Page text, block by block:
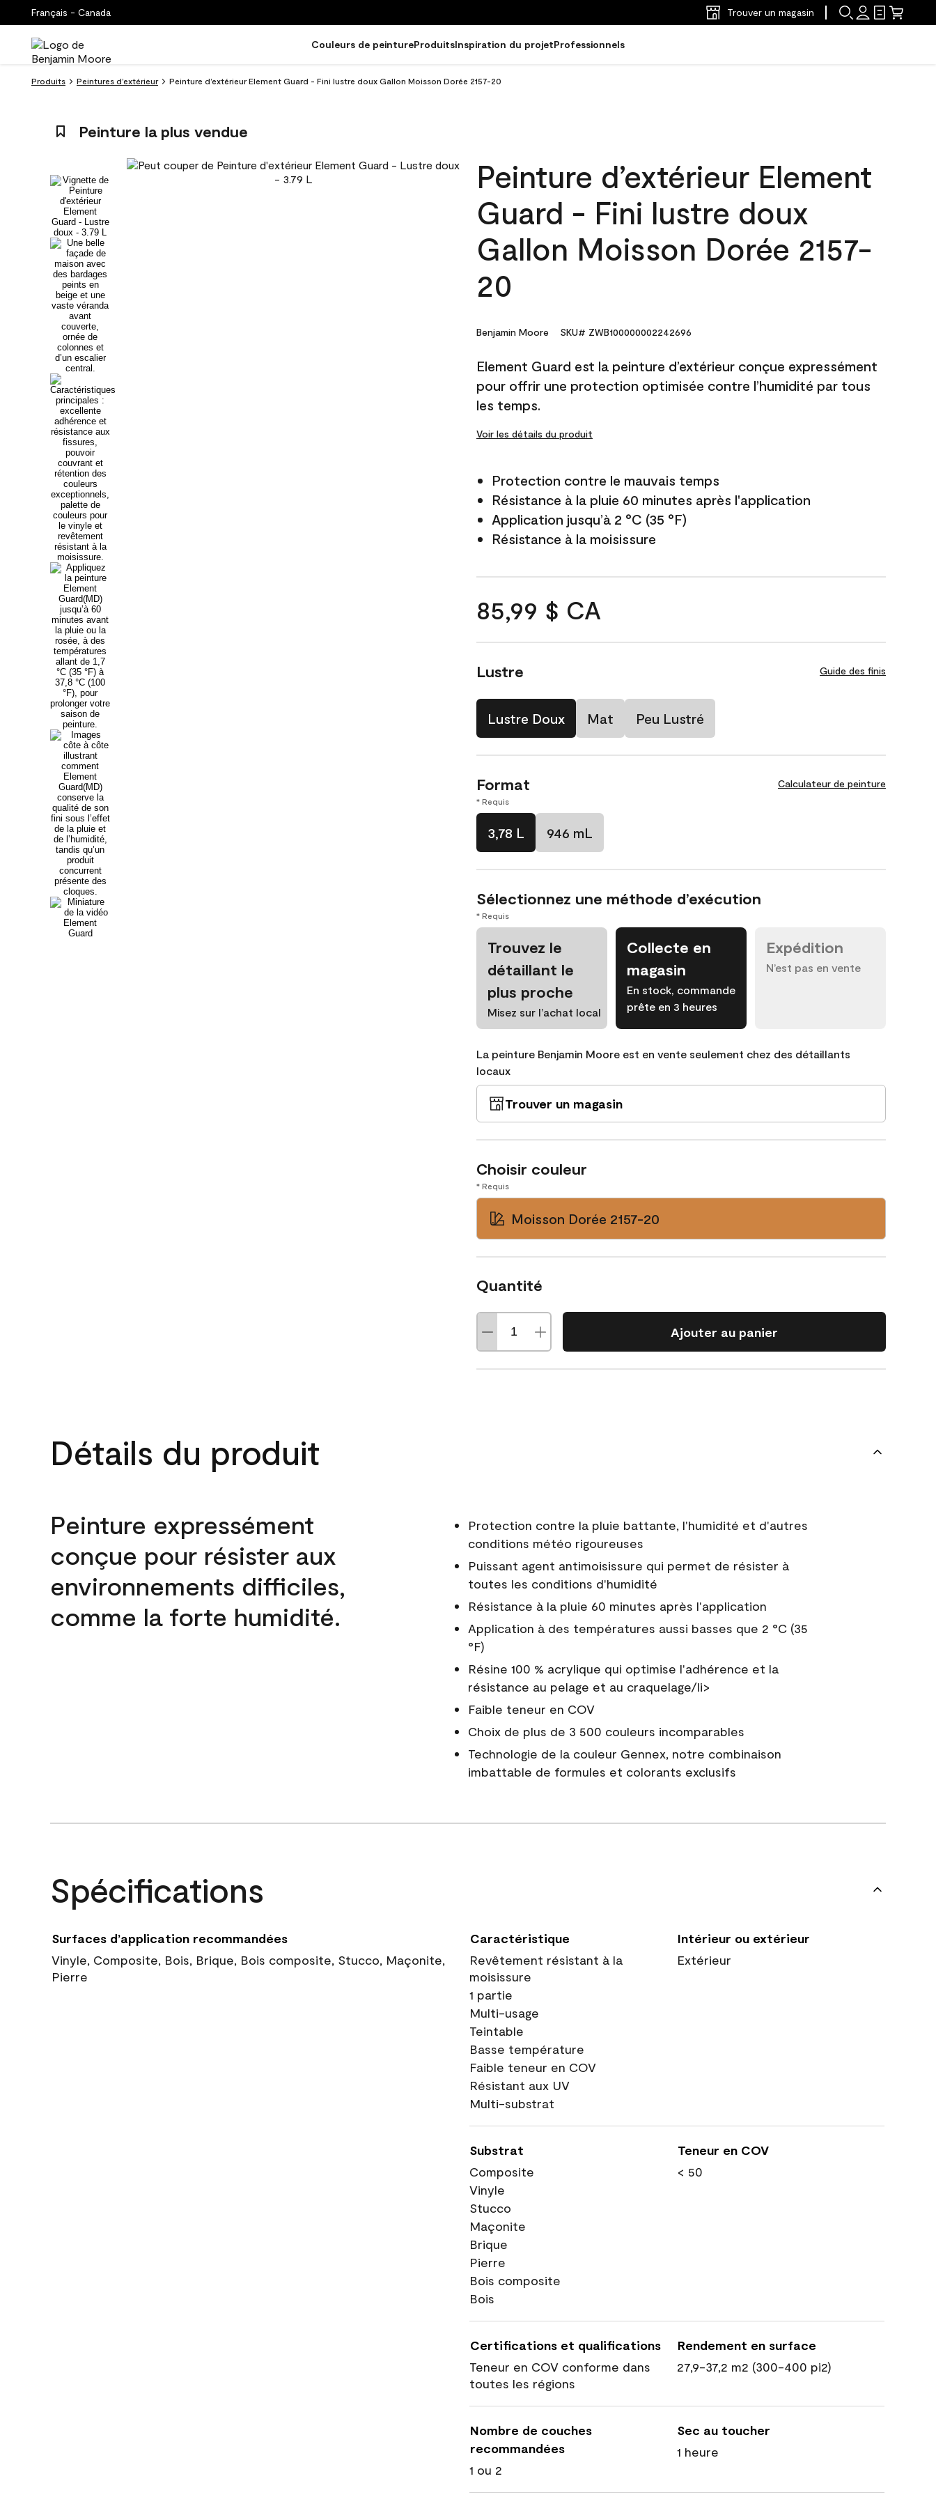
Français - Canada Trouver un magasin
Couleurs de peintureProduitsInspiration du projetProfessionnels
Produits Peintures d’extérieur Peinture d’extérieur Element Guard - Fini lustre doux Gallon Moisson Dorée 2157-20
Peinture la plus vendue
Peinture d’extérieur Element
Guard - Fini lustre doux
Gallon Moisson Dorée 2157-
20
Benjamin Moore SKU# ZWB100000002242696
Element Guard est la peinture d’extérieur conçue expressément
pour offrir une protection optimisée contre l’humidité par tous
les temps.
Voir les détails du produit
Protection contre le mauvais temps
Résistance à la pluie 60 minutes après l'application
Application jusqu’à 2 °C (35 °F)
Résistance à la moisissure
85,99 $ CA
Lustre Guide des finis
Lustre Doux Mat Peu Lustré
Format Calculateur de peinture
* Requis
3,78 L 946 mL
Sélectionnez une méthode d’exécution
* Requis
Trouvez le
détaillant le
plus proche
Misez sur l’achat local
Collecte en
magasin
En stock, commande
prête en 3 heures
Expédition
N’est pas en vente
La peinture Benjamin Moore est en vente seulement chez des détaillants
locaux
Trouver un magasin
Choisir couleur
* Requis
Moisson Dorée 2157-20
Quantité
Ajouter au panier
Détails du produit
Peinture expressément
conçue pour résister aux
environnements difficiles,
comme la forte humidité.
Protection contre la pluie battante, l'humidité et d'autres
conditions météo rigoureuses
Puissant agent antimoisissure qui permet de résister à
toutes les conditions d'humidité
Résistance à la pluie 60 minutes après l'application
Application à des températures aussi basses que 2 °C (35
°F)
Résine 100 % acrylique qui optimise l'adhérence et la
résistance au pelage et au craquelage/li>
Faible teneur en COV
Choix de plus de 3 500 couleurs incomparables
Technologie de la couleur Gennex, notre combinaison
imbattable de formules et colorants exclusifs
Spécifications
Surfaces d’application recommandées
Vinyle, Composite, Bois, Brique, Bois composite, Stucco, Maçonite,
Pierre
Caractéristique
Revêtement résistant à la
moisissure
1 partie
Multi-usage
Teintable
Basse température
Faible teneur en COV
Résistant aux UV
Multi-substrat
Intérieur ou extérieur
Extérieur
Substrat
Composite
Vinyle
Stucco
Maçonite
Brique
Pierre
Bois composite
Bois
Teneur en COV
< 50
Certifications et qualifications
Teneur en COV conforme dans
toutes les régions
Rendement en surface
27,9-37,2 m2 (300-400 pi2)
Nombre de couches
recommandées
1 ou 2
Sec au toucher
1 heure